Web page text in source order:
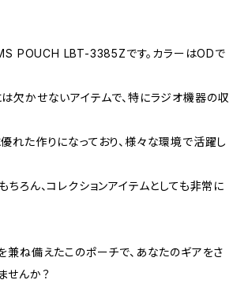
POUCH LBT-3385Zです。カラーはODで
欠かせないアイテムで、特にラジオ機器の収
れた作りになっており、様々な環境で活躍し
ちろん、コレクションアイテムとしても非常に
兼ね備えたこのポーチで、あなたのギアをさ
せんか？